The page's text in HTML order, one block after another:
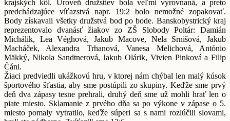
krajských kôl. Úroveň družstiev bola veľmi vyrovnaná, a preto
predchádzajúce víťazstvá napr. 19:2 bolo nemožné zopakovať.
Body získavali všetky družstvá bod po bode. Banskobystrický kraj
reprezentovalo dvanásť žiakov zo ZŠ Slobody Poltár: Damián
Michálik, Lea Véghová, Jakub Macove, Nela Srnišová, Jakub
Macháček, Alexandra Trhanová, Vanesa Melichová, António
Mäkký, Nikola Sandtnerová, Jakub Olárik, Vivien Pinková a Filip
Čáni.
Žiaci predviedli ukážkovú hru, v ktorej nám chýbal len malý kúsok
športového šťastia, aby sme postúpili zo skupiny. Keďže sme prvý
deň dva zápasy tesne prehrali, druhý deň sme už mohli hrať len o
piate miesto. Sklamanie z prvého dňa sa po výkone v zápase o 5.
miesto pomaly vytratilo, keďže súperi sa s nami rozlúčili slovami,